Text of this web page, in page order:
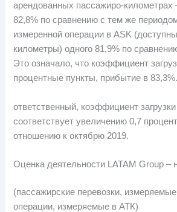
арендованных пассажиро-
82,8% по сравнению с тем же
измеренной операции в ASK
километры) одного 81,9% по
Это означало, что коэффициент
процентные пункты, прибытие в 83,3%.
ответственный, коэффициент
соответствует увеличению 0,7
отношению к октябрю 2019.
Оценка деятельности LATAM Group –
(пассажирские перевозки,
операции, измеряемые в АТК)